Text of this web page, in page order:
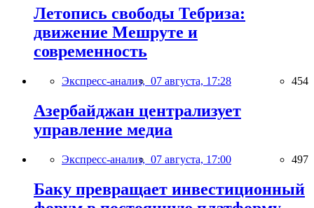
Летопись свободы Тебриза:
движение Мешруте и
современность
Экспресс-анализ, 07 августа, 17:28 454
Азербайджан централизует
управление медиа
Экспресс-анализ, 07 августа, 17:00 497
Баку превращает инвестиционный